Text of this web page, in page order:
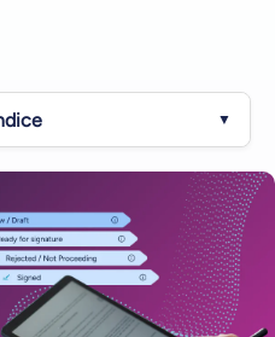
▼
el contexto para la era
se queda corta
no papeleo